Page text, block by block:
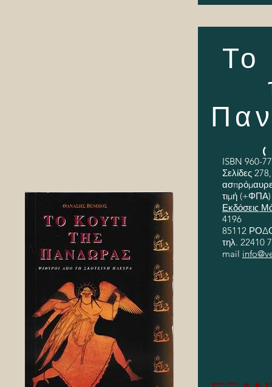
Το
ISBN 960-
Σελίδες
τιμή
Εκδόσεις
4196
85112
τηλ. 22410
mail